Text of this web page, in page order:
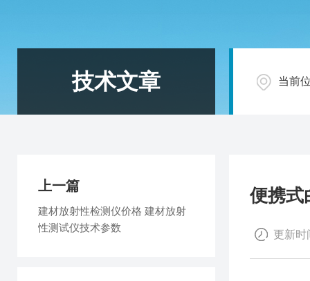
技术文章 当前
便携式
更新时
上一篇
建材放射性检测仪价格 建材放射
性测试仪技术参数